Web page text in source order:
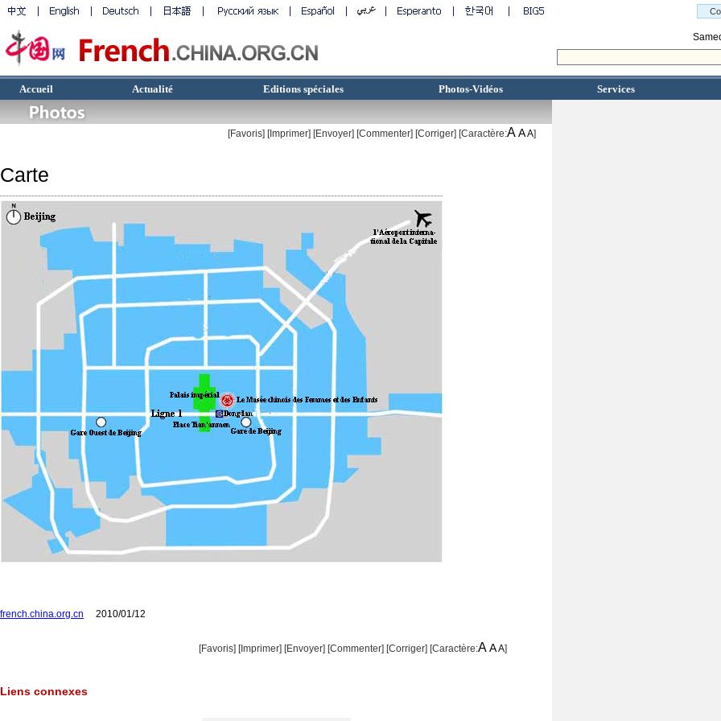
Accueil Actualité Editions spéciales Photos-Vidéos Services
[Favoris] [Imprimer] [Envoyer] [Commenter] [Corriger] [Caractère:AAA]
Carte
french.china.org.cn 2010/01/12
[Favoris] [Imprimer] [Envoyer] [Commenter] [Corriger] [Caractère:AAA]
Liens connexes